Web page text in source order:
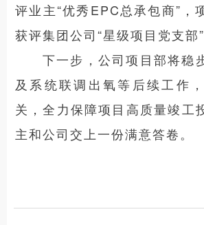
评业主“优秀EPC总承包商”，
获评集团公司“星级项目党支部”
下一步，公司项目部将稳
及系统联调出氧等后续工作
关，全力保障项目高质量竣工
主和公司交上一份满意答卷。